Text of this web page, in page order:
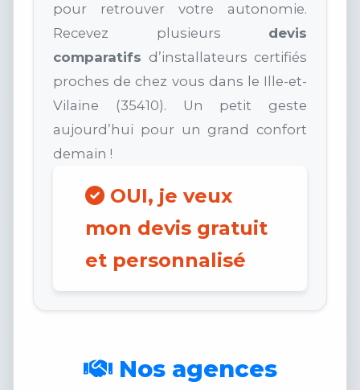
pour retrouver votre autonomie.
Recevez plusieurs devis
comparatifs d’installateurs certifiés
proches de chez vous dans le Ille-et-
Vilaine (35410). Un petit geste
aujourd’hui pour un grand confort
demain !
OUI, je veux
mon devis gratuit
et personnalisé
Nos agences